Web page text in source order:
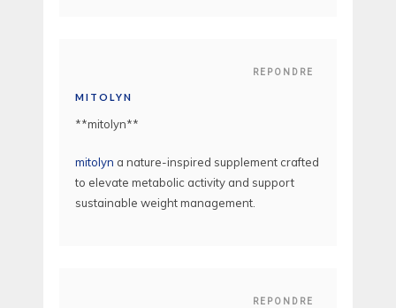
REPONDRE
MITOLYN
**mitolyn**
mitolyn a nature-inspired supplement crafted
to elevate metabolic activity and support
sustainable weight management.
REPONDRE